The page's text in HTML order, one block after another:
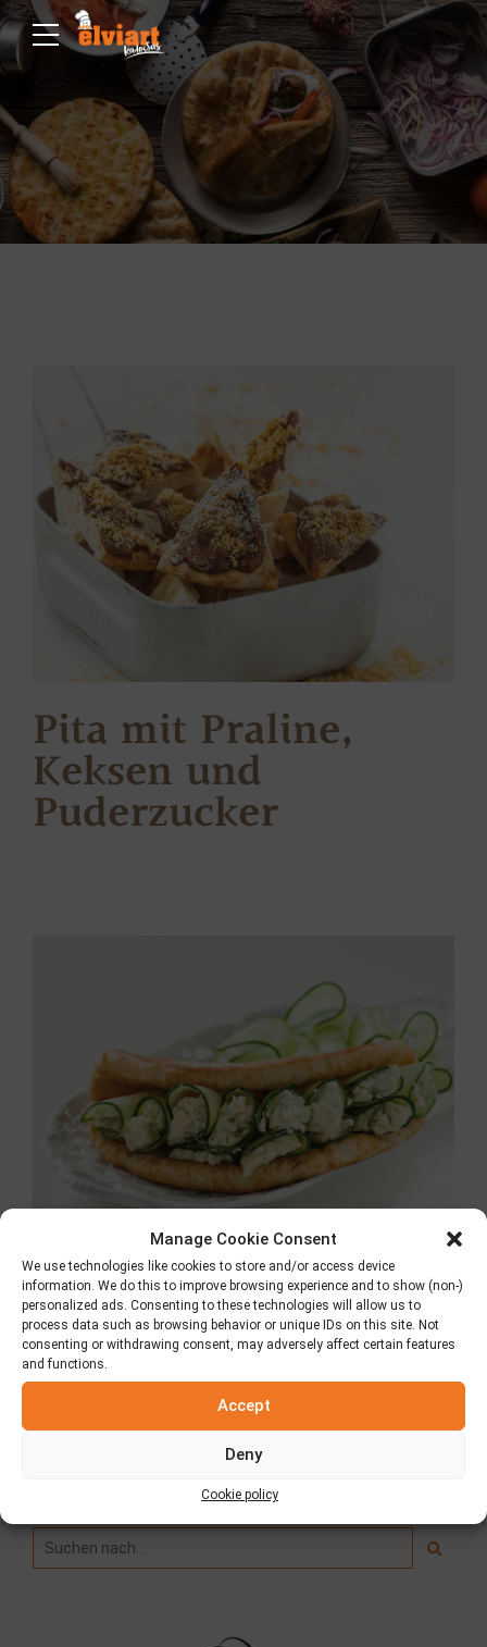
Manage Cookie Consent
We use technologies like cookies to store and/or access device
information. We do this to improve browsing experience and to show (non-)
personalized ads. Consenting to these technologies will allow us to
process data such as browsing behavior or unique IDs on this site. Not
consenting or withdrawing consent, may adversely affect certain features
and functions.
Accept
Deny
Cookie policy
Pita mit Praline,
Keksen und
Puderzucker
Pita mit Roquefort
und Gurke